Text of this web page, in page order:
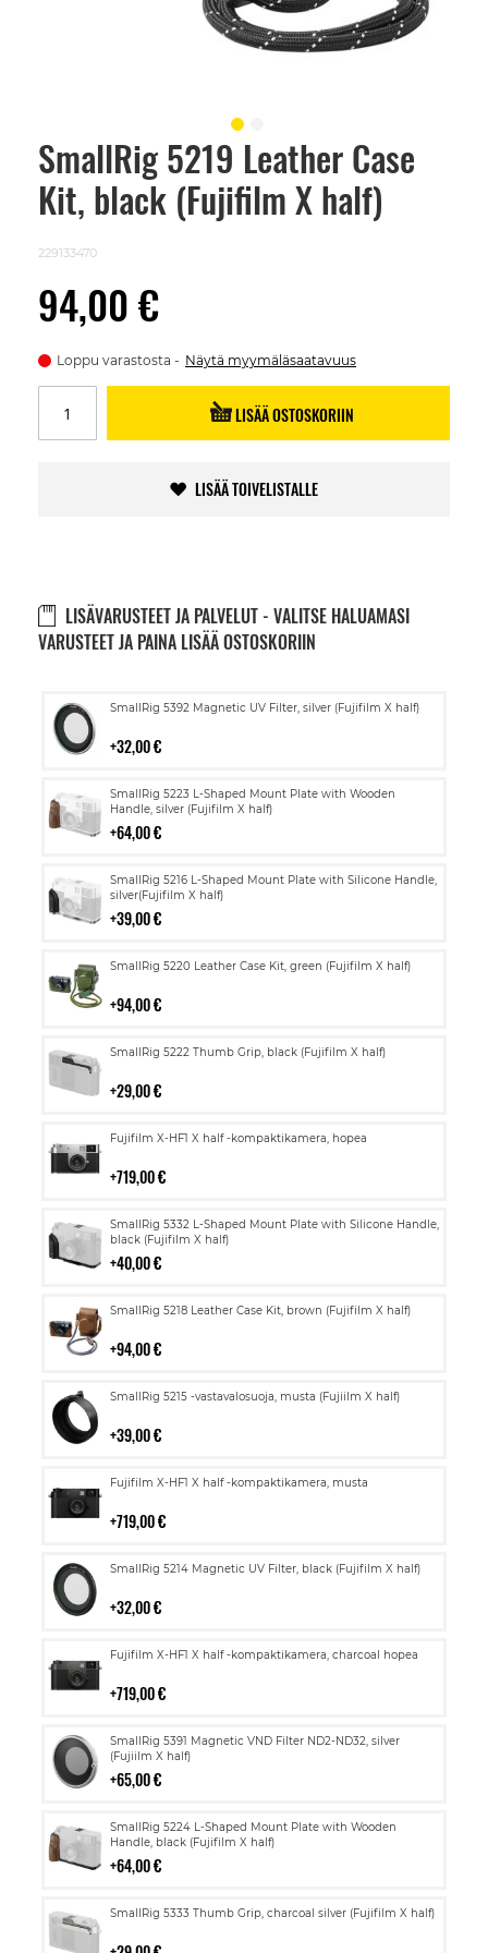
SmallRig 5219 Leather Case
Kit, black (Fujifilm X half)
229133470
94,00 €
Loppu varastosta Näytä myymäläsaatavuus
LISÄÄ OSTOSKORIIN
LISÄÄ TOIVELISTALLE
LISÄVARUSTEET JA PALVELUT - VALITSE HALUAMASI
VARUSTEET JA PAINA LISÄÄ OSTOSKORIIN
SmallRig 5392 Magnetic UV Filter, silver (Fujifilm X half)
32,00 €
Lisää
SmallRig 5223 L-Shaped Mount Plate with Wooden
Handle, silver (Fujifilm X half)
64,00 €
Lisää
ostoskoriin
SmallRig 5216 L-Shaped Mount Plate with Silicone Handle,
silver(Fujifilm X half)
39,00 €
Lisää
ostoskoriin
SmallRig 5220 Leather Case Kit, green (Fujifilm X half)
94,00 €
Lisää
SmallRig 5222 Thumb Grip, black (Fujifilm X half)
29,00 €
Lisää
Fujifilm X-HF1 X half -kompaktikamera, hopea
719,00 €
Lisää
SmallRig 5332 L-Shaped Mount Plate with Silicone Handle,
black (Fujifilm X half)
40,00 €
Lisää
ostoskoriin
SmallRig 5218 Leather Case Kit, brown (Fujifilm X half)
94,00 €
Lisää
SmallRig 5215 -vastavalosuoja, musta (Fujiilm X half)
39,00 €
Lisää
Fujifilm X-HF1 X half -kompaktikamera, musta
719,00 €
Lisää
SmallRig 5214 Magnetic UV Filter, black (Fujifilm X half)
32,00 €
Lisää
Fujifilm X-HF1 X half -kompaktikamera, charcoal hopea
719,00 €
Lisää
SmallRig 5391 Magnetic VND Filter ND2-ND32, silver
(Fujiilm X half)
65,00 €
Lisää
ostoskoriin
SmallRig 5224 L-Shaped Mount Plate with Wooden
Handle, black (Fujifilm X half)
64,00 €
Lisää
ostoskoriin
SmallRig 5333 Thumb Grip, charcoal silver (Fujifilm X half)
Lisää
Skip
beginning
images